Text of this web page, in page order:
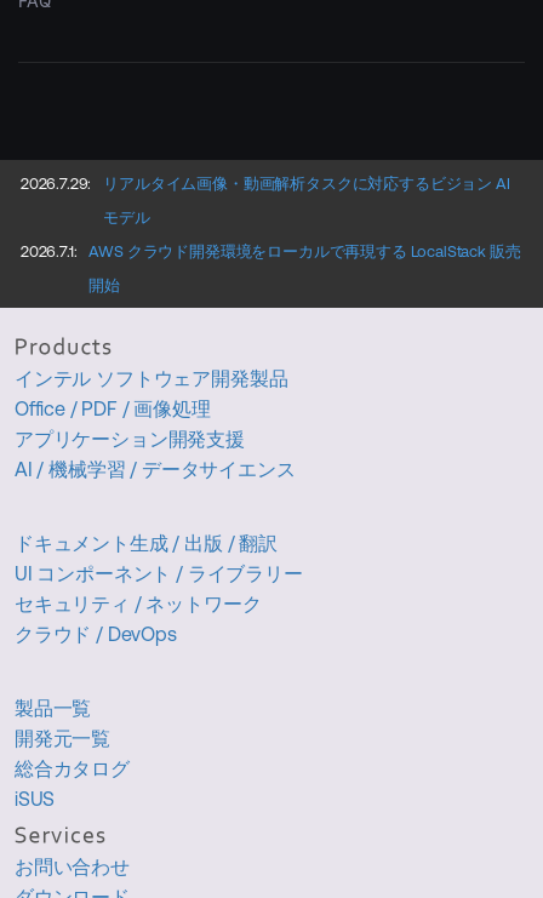
2026.7.29:
リアルタイム画像・動画解析タスクに対応するビジョン AI
モデル
2026.7.1:
AWS クラウド開発環境をローカルで再現する LocalStack 販売
開始
インテル ソフトウェア開発製品
Office / PDF / 画像処理
アプリケーション開発支援
AI / 機械学習 / データサイエンス
ドキュメント生成 / 出版 / 翻訳
UI コンポーネント / ライブラリー
セキュリティ / ネットワーク
クラウド / DevOps
製品一覧
開発元一覧
総合カタログ
iSUS
お問い合わせ